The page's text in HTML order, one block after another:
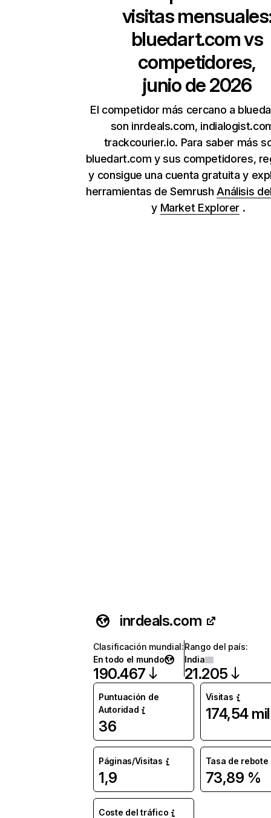
visitas
bluedart.comvs
competidores,
junio de 2026
El competidor más cercano a
son inrdeals.com,
trackcourier.io. Para saber más
bluedart.com y sus competidores,
y consigue una cuenta gratuita y
herramientas de Semrush Análisis
y Market Explorer .
inrdeals.com
Clasificación mundial:
En todo el mundo
190.467
Rango del país:
India
21.205
Puntuación de
Autoridad
36
Visitas
174,54 mil
Páginas/Visitas
1,9
Tasa de rebote
73,89 %
Coste del tráfico